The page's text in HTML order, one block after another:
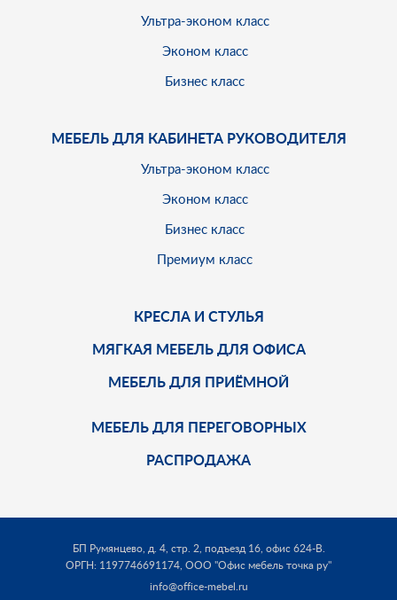
Ультра-эконом класс
Эконом класс
Бизнес класс
МЕБЕЛЬ ДЛЯ КАБИНЕТА РУКОВОДИТЕЛЯ
Ультра-эконом класс
Эконом класс
Бизнес класс
Премиум класс
КРЕСЛА И СТУЛЬЯ
МЯГКАЯ МЕБЕЛЬ ДЛЯ ОФИСА
МЕБЕЛЬ ДЛЯ ПРИЁМНОЙ
МЕБЕЛЬ ДЛЯ ПЕРЕГОВОРНЫХ
РАСПРОДАЖА
БП Румянцево, д. 4, стр. 2, подъезд 16, офис 624-В.
ОРГН: 1197746691174, ООО "Офис мебель точка ру"
info@office-mebel.ru